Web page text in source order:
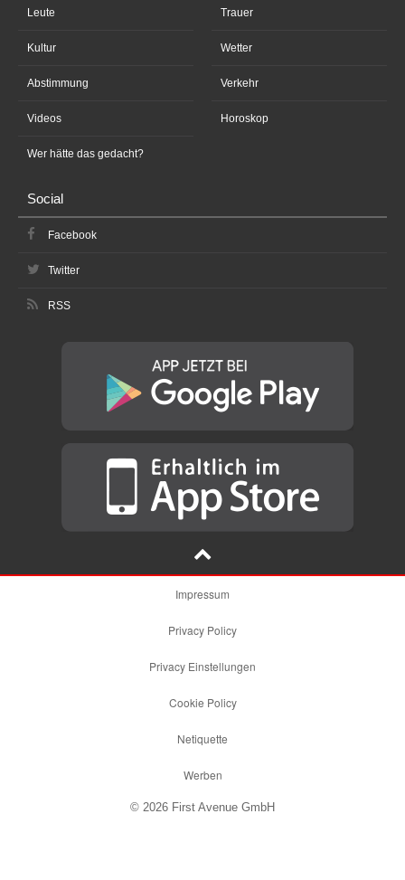
Leute
Kultur
Abstimmung
Videos
Wer hätte das gedacht?
Trauer
Wetter
Verkehr
Horoskop
Social
Facebook
Twitter
RSS
Impressum
Privacy Policy
Privacy Einstellungen
Cookie Policy
Netiquette
Werben
© 2026 First Avenue GmbH